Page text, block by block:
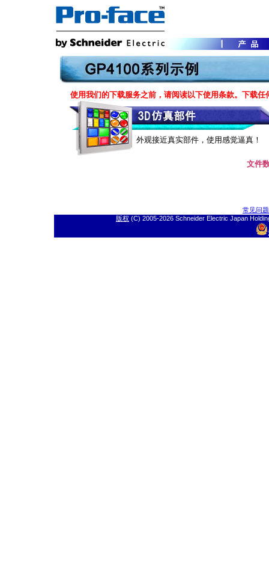
使用我们的下载服务之前，请阅读以下使用条款。下载
外观接近真实部件，使用感觉逼真！
文件
常见问题
版权 (C) 2005-2026 Schneider Electric Japan